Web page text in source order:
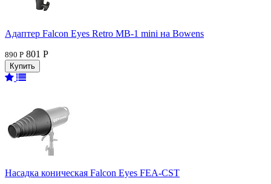
Адаптер Falcon Eyes Retro MB-1 mini на Bowens
890 Р 801 Р
Насадка коническая Falcon Eyes FEA-CST